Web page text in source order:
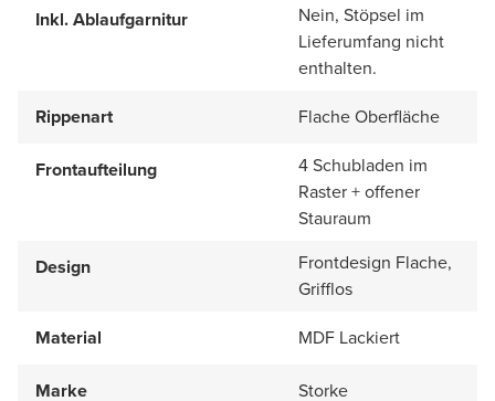
Inkl. Ablaufgarnitur
Nein, Stöpsel im
Lieferumfang nicht
enthalten.
Rippenart
Flache Oberfläche
Frontaufteilung
4 Schubladen im
Raster + offener
Stauraum
Design
Frontdesign Flache,
Grifflos
Material
MDF Lackiert
Marke Storke